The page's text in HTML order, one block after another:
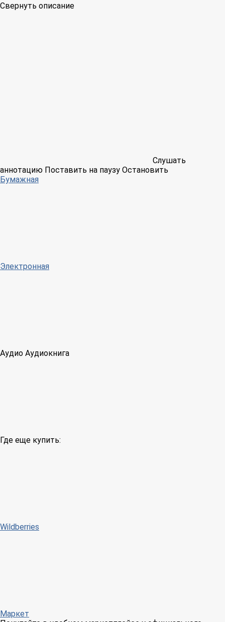
Свернуть описание
Слушать
аннотацию Поставить на паузу Остановить
Бумажная
Электронная
Аудио Аудиокнига
Где еще купить:
Wildberries
Маркет